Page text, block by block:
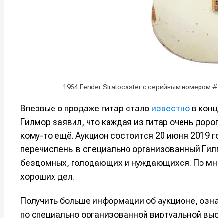
Нажимая на
обработки
Нажимая на
обработки
Нажимая на
обработки
Нажимая на
обработки
1954 Fender Stratocaster с серийным номером
Впервые о продаже гитар стало известно в
Гилмор заявил, что каждая из гитар очень
кому-то ещё. Аукцион состоится 20 июня 2019
перечислены в специально организованный
бездомных, голодающих и нуждающихся. По
хороших дел.
Получить больше информации об аукционе,
по специально организованной виртуальной